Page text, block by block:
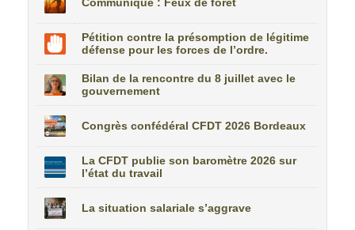
Pétition contre la présomption de légitime
défense pour les forces de l’ordre.
Bilan de la rencontre du 8 juillet avec le
gouvernement
Congrès confédéral CFDT 2026 Bordeaux
La CFDT publie son baromètre 2026 sur
l’état du travail
La situation salariale s’aggrave